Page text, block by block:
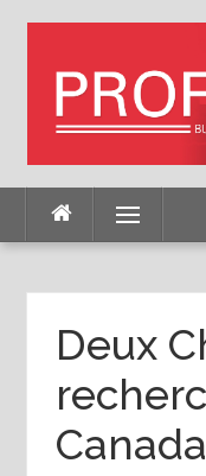
Menu
Deux